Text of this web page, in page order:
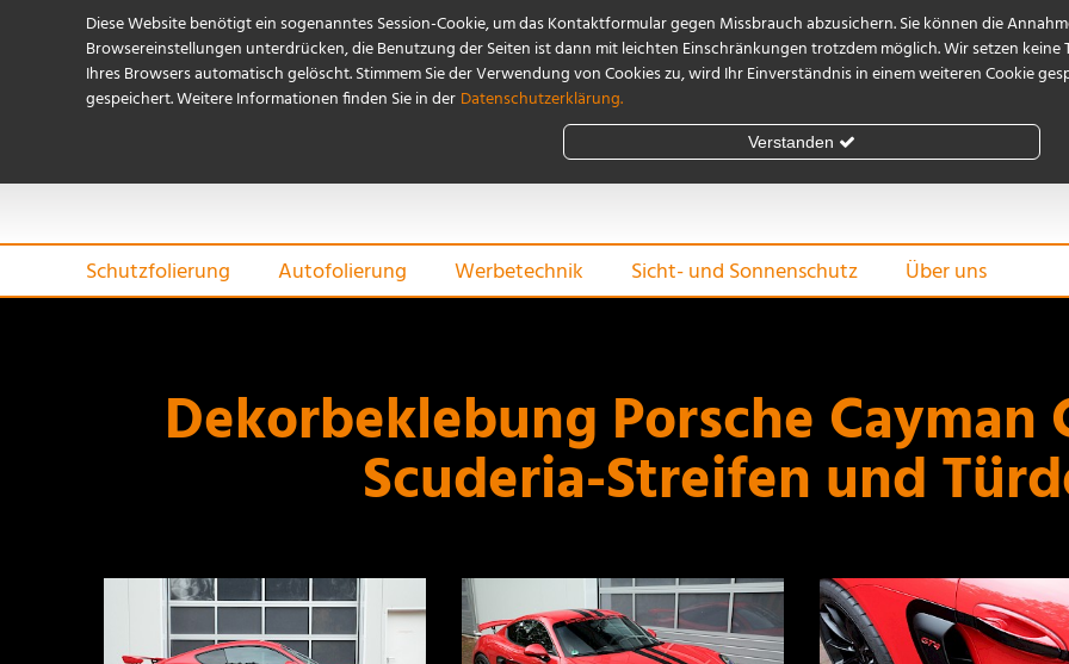
Schutzfolierung Autofolierung Werbetechnik Sicht- und Sonnenschutz Über uns
Dekorbeklebung Porsche Cayman
Scuderia-Streifen und
Diese Website benötigt ein sogenanntes Session-Cookie, um das Kontaktformular gegen Missbrauch abzusichern. Sie können die
Browsereinstellungen unterdrücken, die Benutzung der Seiten ist dann mit leichten Einschränkungen trotzdem möglich. Wir setzen keine
Ihres Browsers automatisch gelöscht. Stimmem Sie der Verwendung von Cookies zu, wird Ihr Einverständnis in einem weiteren Cookie
gespeichert. Weitere Informationen finden Sie in der Datenschutzerklärung.
Verstanden